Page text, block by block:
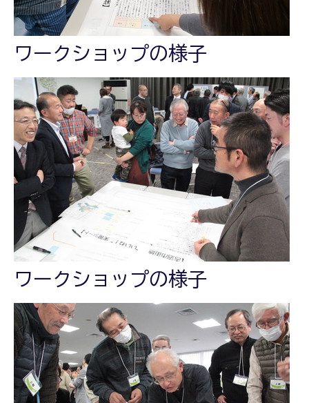
ワークショップの様子
ワークショップの様子